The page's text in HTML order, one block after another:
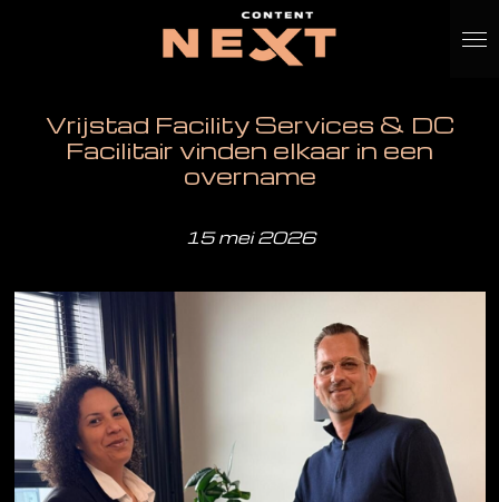
hoofdinhoud
Vrijstad Facility Services & DC
Facilitair vinden elkaar in een
overname
15 mei 2026